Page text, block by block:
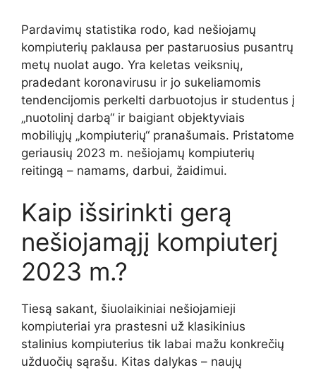
Pardavimų statistika rodo, kad nešiojamų
kompiuterių paklausa per pastaruosius pusantrų
metų nuolat augo. Yra keletas veiksnių,
pradedant koronavirusu ir jo sukeliamomis
tendencijomis perkelti darbuotojus ir studentus į
„nuotolinį darbą“ ir baigiant objektyviais
mobiliųjų „kompiuterių“ pranašumais. Pristatome
geriausių 2023 m. nešiojamų kompiuterių
reitingą – namams, darbui, žaidimui.
Kaip išsirinkti gerą
nešiojamąjį kompiuterį
2023 m.?
Tiesą sakant, šiuolaikiniai nešiojamieji
kompiuteriai yra prastesni už klasikinius
stalinius kompiuterius tik labai mažu konkrečių
užduočių sąrašu. Kitas dalykas – naujų